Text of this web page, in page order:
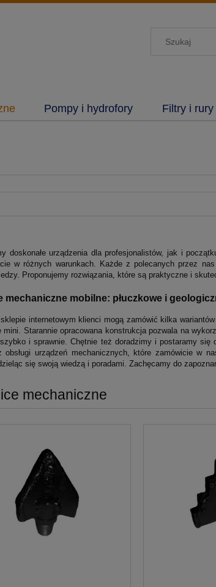
Pompy i hydrofory Filtry i rury
doskonałe urządzenia dla profesjonalistów, jak i
w różnych warunkach. Każde z polecanych przez
Proponujemy rozwiązania, które są praktyczne i
mechaniczne mobilne: płuczkowe i
internetowym klienci mogą zamówić kilka
mini. Starannie opracowana konstrukcja pozwala na
i sprawnie. Chętnie też doradzimy i postaramy
obsługi urządzeń mechanicznych, które zamówicie w
się swoją wiedzą i poradami. Zachęcamy do
mechaniczne